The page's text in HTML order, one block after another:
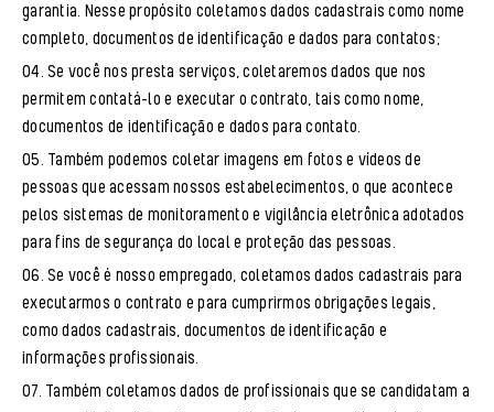
garantia. Nesse propósito coletamos dados cadastrais como nome
completo, documentos de identificação e dados para contatos;
Se você nos presta serviços, coletaremos dados que nos
permitem contatá-lo e executar o contrato, tais como nome,
documentos de identificação e dados para contato.
Também podemos coletar imagens em fotos e vídeos de
pessoas que acessam nossos estabelecimentos, o que acontece
pelos sistemas de monitoramento e vigilância eletrônica adotados
para fins de segurança do local e proteção das pessoas.
Se você é nosso empregado, coletamos dados cadastrais para
executarmos o contrato e para cumprirmos obrigações legais,
como dados cadastrais, documentos de identificação e
informações profissionais.
Também coletamos dados de profissionais que se candidatam a